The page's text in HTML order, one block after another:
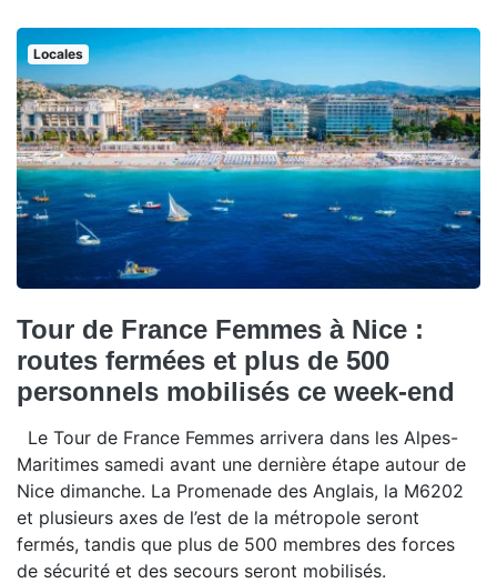
Locales
Tour de France Femmes à Nice :
routes fermées et plus de 500
personnels mobilisés ce week-end
Le Tour de France Femmes arrivera dans les Alpes-
Maritimes samedi avant une dernière étape autour de
Nice dimanche. La Promenade des Anglais, la M6202
et plusieurs axes de l’est de la métropole seront
fermés, tandis que plus de 500 membres des forces
de sécurité et des secours seront mobilisés.